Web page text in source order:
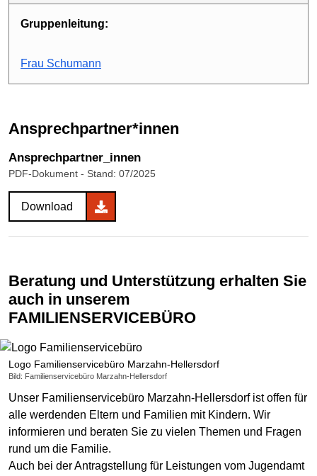
Gruppenleitung:
Frau Schumann
Ansprechpartner*innen
Ansprechpartner_innen
PDF-Dokument - Stand: 07/2025
Download
Logo Familienservicebüro Marzahn-Hellersdorf
Bild: Familienservicebüro Marzahn-Hellersdorf
Beratung und Unterstützung erhalten Sie
auch in unserem
FAMILIENSERVICEBÜRO
Unser Familienservicebüro Marzahn-Hellersdorf ist offen für
alle werdenden Eltern und Familien mit Kindern. Wir
informieren und beraten Sie zu vielen Themen und Fragen
rund um die Familie.
Auch bei der Antragstellung für Leistungen vom Jugendamt